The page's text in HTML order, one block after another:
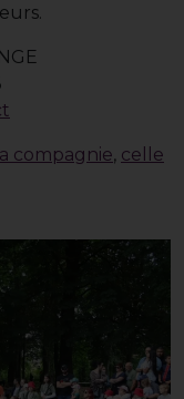
compagnie, celle